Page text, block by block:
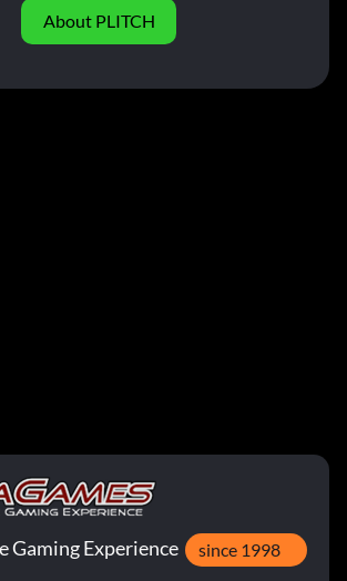
About PLITCH
Gaming Experience since 1998